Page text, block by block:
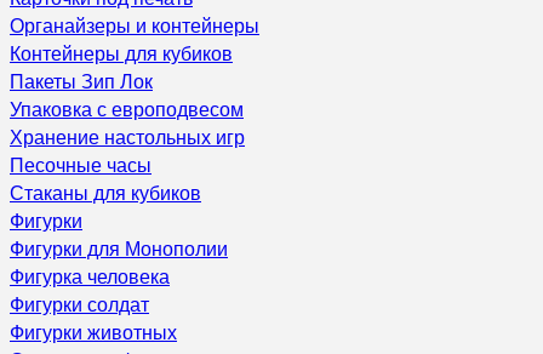
Органайзеры и контейнеры
Контейнеры для кубиков
Пакеты Зип Лок
Упаковка с европодвесом
Хранение настольных игр
Песочные часы
Стаканы для кубиков
Фигурки
Фигурки для Монополии
Фигурка человека
Фигурки солдат
Фигурки животных